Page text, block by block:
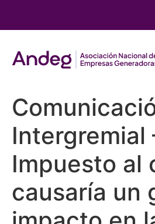
Intergremial
Impuesto al
causaría un